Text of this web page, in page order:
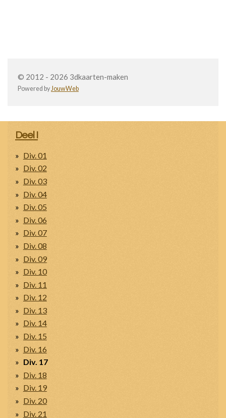
© 2012 - 2026 3dkaarten-maken
Powered by JouwWeb
Deel I
Div. 01
Div. 02
Div. 03
Div. 04
Div. 05
Div. 06
Div. 07
Div. 08
Div. 09
Div. 10
Div. 11
Div. 12
Div. 13
Div. 14
Div. 15
Div. 16
Div. 17
Div. 18
Div. 19
Div. 20
Div. 21